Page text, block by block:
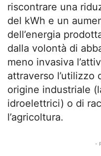
riscontrare una
del kWh e un
dell’energia
dalla volontà di
meno invasiva
attraverso
origine industriale
idroelettrici) o di
l’agricoltura.
-